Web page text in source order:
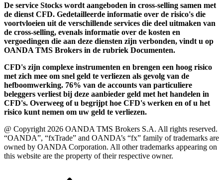
De service Stocks wordt aangeboden in cross-selling samen met
de dienst CFD. Gedetailleerde informatie over de risico's die
voortvloeien uit de verschillende services die deel uitmaken van
de cross-selling, evenals informatie over de kosten en
vergoedingen die aan deze diensten zijn verbonden, vindt u op
OANDA TMS Brokers in de rubriek Documenten.
CFD's zijn complexe instrumenten en brengen een hoog risico
met zich mee om snel geld te verliezen als gevolg van de
hefboomwerking. 76% van de accounts van particuliere
beleggers verliest bij deze aanbieder geld met het handelen in
CFD's. Overweeg of u begrijpt hoe CFD's werken en of u het
risico kunt nemen om uw geld te verliezen.
@ Copyright 2026 OANDA TMS Brokers S.A. All rights reserved.
“OANDA”, “fxTrade” and OANDA’s “fx” family of trademarks are
owned by OANDA Corporation. All other trademarks appearing on
this website are the property of their respective owner.